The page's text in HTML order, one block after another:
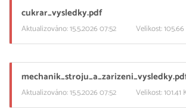
cukrar_vysledky.pdf
Aktualizováno: 15.5.2026 07:52 Velikost:
Aktualizováno: 15.5.2026 07:52 Velikost: 101.41